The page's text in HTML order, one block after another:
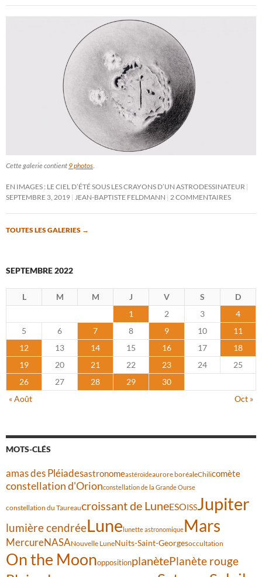
Cette galerie contient 9 photos
EN IMAGES : LE CIEL D’ÉTÉ SOUS LES CRAYONS D’UN ASTRODESSINATEUR
SEPTEMBRE 3, 2019
JEAN-BAPTISTE FELDMANN 2 COMMENTAIRES
TOUTES LES GALERIES →
SEPTEMBRE 2022
L M M J V S
D
1
2 3
4
5
6 7 8 9 10
11
12
13 14 15 16 17
18
19
20 21 22 23 24
25
26
27 28 29
30
« Août
Oct »
MOTS-CLÉS
amas des Pléiadesastronomeastéroïdeaurore boréaleChilicomète
constellation d'Orionconstellation de la Grande Ourse
constellation du Taureaucroissant de LuneESOISSJupiter
lumière cendréeLunelunette astronomiqueMars
MercureNASANouvelle LuneNuits-Saint-Georgesoccultation
On the MoonoppositionplanètePlanète rouge